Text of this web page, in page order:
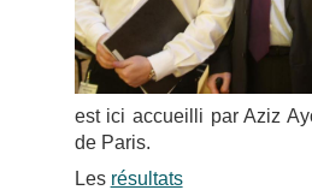
est ici accueilli par Aziz
de Paris.
Les résultats